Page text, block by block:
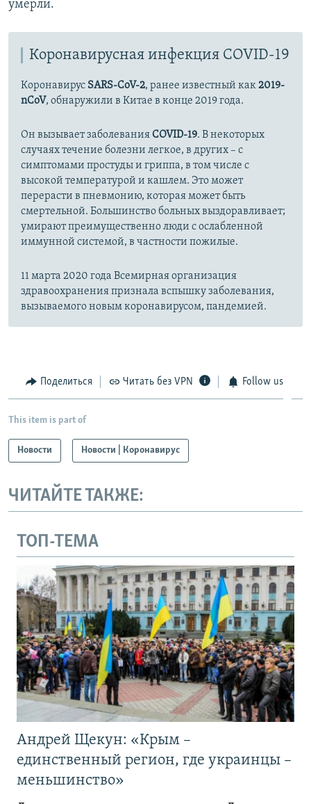
умерли.
Коронавирусная инфекция COVID-19
Коронавирус SARS-CoV-2, ранее известный как2019-
nCoV, обнаружили в Китае в конце 2019 года.
Он вызывает заболеванияCOVID-19. В некоторых
случаях течение болезни легкое, в других – с
симптомами простуды и гриппа, в том числе с
высокой температурой и кашлем. Это может
перерасти в пневмонию, которая может быть
смертельной. Большинство больных выздоравливает;
умирают преимущественно люди с ослабленной
иммунной системой, в частности пожилые.
11 марта 2020 года Всемирная организация
здравоохранения признала вспышку заболевания,
вызываемого новым коронавирусом, пандемией.
Поделиться Читать без VPN Follow us
This item is part of
Новости Новости | Коронавирус
ЧИТАЙТЕ ТАКЖЕ:
ТОП-ТЕМА
Андрей Щекун: «Крым –
единственный регион, где украинцы –
меньшинство»